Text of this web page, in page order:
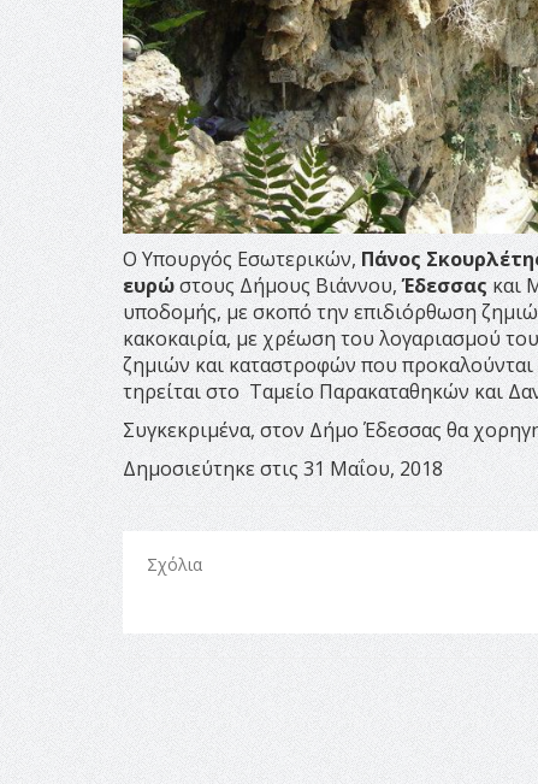
Ο Υπουργός Εσωτερικών,Πάνος
ευρώστους Δήμους Βιάννου,Έδεσσας και
υποδομής, με σκοπό την επιδιόρθωση
κακοκαιρία, με χρέωση του λογαριασμού
ζημιών και καταστροφών που
τηρείται στο Ταμείο Παρακαταθηκών και
Συγκεκριμένα, στον Δήμο Έδεσσας θα
Δημοσιεύτηκε στις 31 Μαΐου, 2018
Σχόλια